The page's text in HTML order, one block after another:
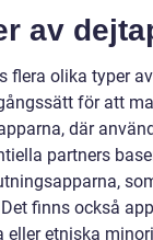
av
flera olika typer
för att
där
partners
finns också
eller etniska